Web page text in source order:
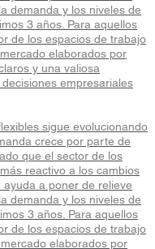
demanda y los niveles de
3 años. Para aquellos
de los espacios de trabajo
elaborados por
y una valiosa
empresariales
sigue evolucionando
crece por parte de
que el sector de los
reactivo a los cambios
a poner de relieve
demanda y los niveles de
3 años. Para aquellos
de los espacios de trabajo
elaborados por